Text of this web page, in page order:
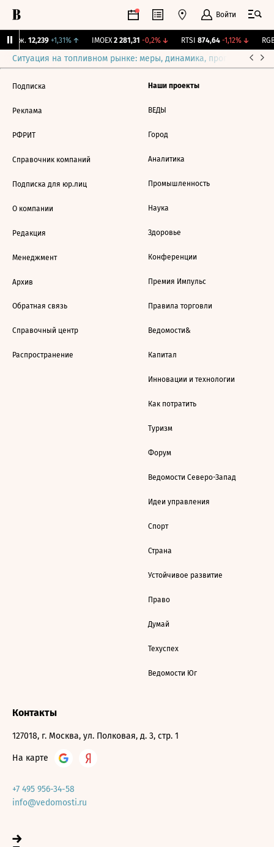
Войти
Бирж. 12,239 +1,31%↑ IMOEX 2 281,31 -0,2%↓ RTSI 874,64 -1,12%↓ RGBI
Ситуация на топливном рынке: меры, динамика, прогнозы
Подписка
Реклама
РФРИТ
Справочник компаний
Подписка для юр.лиц
О компании
Редакция
Менеджмент
Архив
Обратная связь
Справочный центр
Распространение
Наши проекты
ВЕДЫ
Город
Аналитика
Промышленность
Наука
Здоровье
Конференции
Премия Импульс
Правила торговли
Ведомости&
Капитал
Инновации и технологии
Как потратить
Туризм
Форум
Ведомости Северо-Запад
Идеи управления
Спорт
Страна
Устойчивое развитие
Право
Думай
Техуспех
Ведомости Юг
Контакты
127018, г. Москва, ул. Полковая, д. 3, стр. 1
На карте
+7 495 956-34-58
info@vedomosti.ru